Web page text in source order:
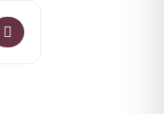
2025: Andrea Steidele -